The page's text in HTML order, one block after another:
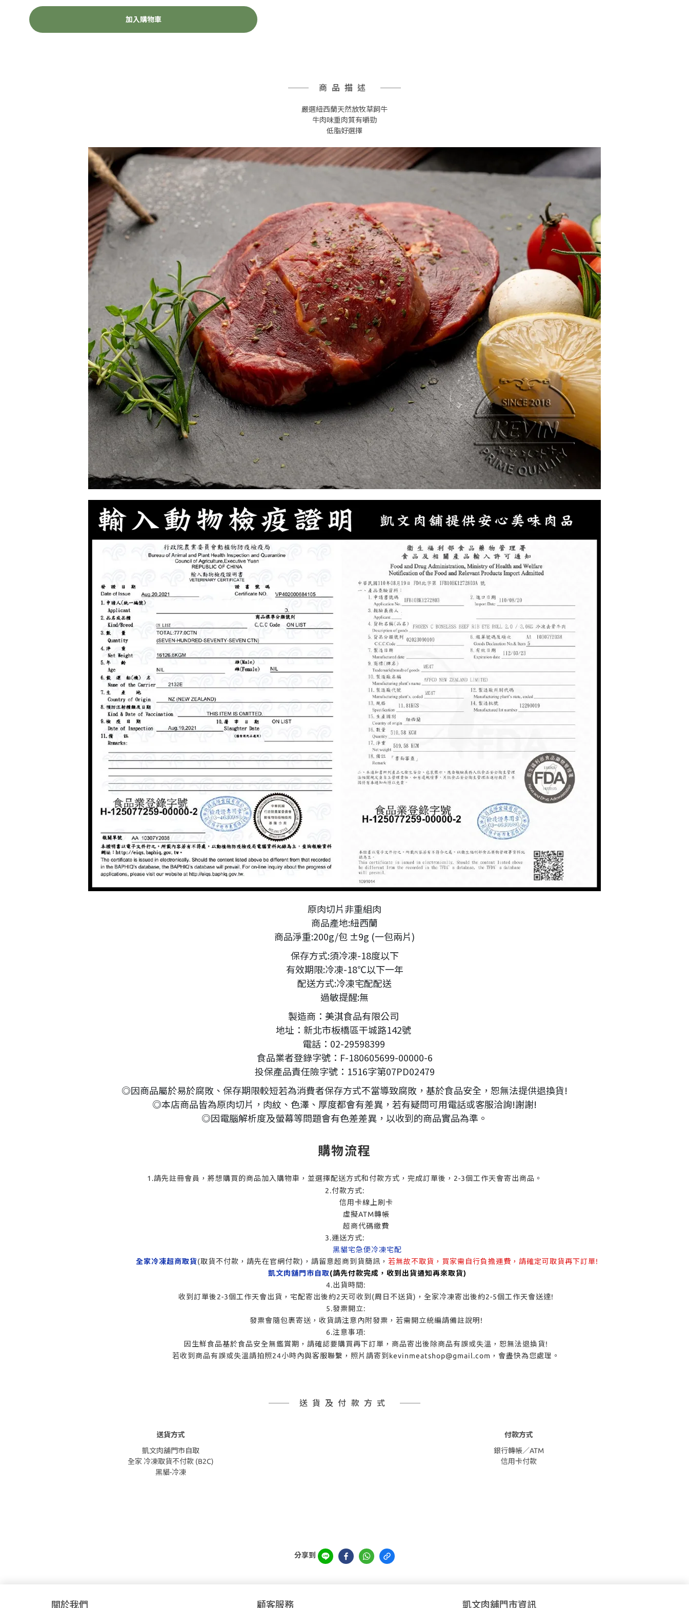
加入購物車
商品描述
嚴選紐西蘭天然放牧草飼牛
牛肉味重肉質有嚼勁
低脂好選擇
原肉切片非重組肉
商品產地:紐西蘭
商品淨重:200g/包 ±9g (一包兩片)
保存方式:須冷凍-18度以下
有效期限:冷凍-18℃以下一年
配送方式:冷凍宅配配送
過敏提醒:無
製造商：美淇食品有限公司
地址：新北市板橋區干城路142號
電話：02-29598399
食品業者登錄字號：F-180605699-00000-6
投保產品責任險字號：1516字第07PD02479
◎因商品屬於易於腐敗、保存期限較短若為消費者保存方式不當導致腐敗，基於食品安全，恕無法提供退換貨!
◎本店商品皆為原肉切片，肉紋、色澤、厚度都會有差異，若有疑問可用電話或客服洽詢!謝謝!
◎因電腦解析度及螢幕等問題會有色差差異，以收到的商品實品為準。
購物流程
1.請先註冊會員，將想購買的商品加入購物車，並選擇配送方式和付款方式，完成訂單後，2-3個工作天會寄出商品。
2.付款方式:
信用卡線上刷卡
虛擬ATM轉帳
超商代碼繳費
3.運送方式:
黑貓宅急便冷凍宅配
全家冷凍超商取貨(取貨不付款，請先在官網付款)，請留意超商到貨簡訊， 若無故不取貨，買家需自行負擔運費，請確定可取貨再下訂單!
凱文肉舖門市自取(請先付款完成，收到出貨通知再來取貨)
4.出貨時間:
收到訂單後2-3個工作天會出貨，宅配寄出後約2天可收到(周日不送貨)，全家冷凍寄出後約2-5個工作天會送達!
5.發票開立:
發票會隨包裹寄送，收貨請注意內附發票，若需開立統編請備註說明!
6.注意事項:
因生鮮食品基於食品安全無鑑賞期，請確認要購買再下訂單，商品寄出後除商品有誤或失溫，恕無法退換貨!
若收到商品有誤或失溫請拍照24小時內與客服聯繫，照片請寄到kevinmeatshop@gmail.com，會盡快為您處理。
送貨及付款方式
送貨方式
凱文肉舖門市自取
全家 冷凍取貨不付款 (B2C)
黑貓-冷凍
付款方式
銀行轉帳／ATM
信用卡付款
分享到
關於我們 顧客服務 凱文肉舖門市資訊